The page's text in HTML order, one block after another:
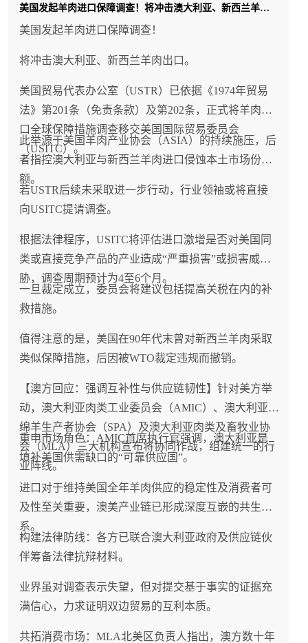
美国发起羊肉进口保障调查！将冲击澳大利亚、新西兰羊肉出口
美国发起羊肉进口保障调查！
将冲击澳大利亚、新西兰羊肉出口。
美国贸易代表办公室（USTR）已依据《1974年贸易
法》第201条（免责条款）及第202条，正式将羊肉进
口全球保障措施调查移交美国国际贸易委员会
（USITC）。
此举源于美国羊肉产业协会（ASIA）的持续施压，后
者指控澳大利亚与新西兰羊肉进口侵蚀本土市场份
额。
若USTR后续未采取进一步行动，行业领袖或将直接
向USITC提请调查。
根据法律程序，USITC将评估进口激增是否对美国同
类或直接竞争产品的产业造成“严重损害”或损害威
胁，调查周期预计为4至6个月。
一旦裁定成立，委员会将建议包括提高关税在内的补
救措施。
值得注意的是，美国在90年代末曾对新西兰羊肉采取
类似保障措施，后因被WTO裁定违规而撤销。
【澳方回应：强调互补性与供应链韧性】针对美方举
动，澳大利亚肉类工业委员会（AMIC）、澳大利亚
绵羊生产者协会（SPA）及澳大利亚肉类及畜牧业协
会（MLA）三大机构宣布将协同作战，组建统一的行
业阵线。
重申市场角色：AMIC首席执行官强调，澳大利亚是
填补美国供需缺口的“可靠供应国”。
进口对于维持美国全年羊肉供应的稳定性及消费者可
及性至关重要，澳美产业链已形成深度互嵌的共生关
系。
构建法律防线：各方已联合澳大利亚政府及供应链伙
伴筹备法律抗辩材料。
业界虽对调查表示失望，但对提交基于事实的证据充
满信心，力求证明双边贸易的互利本质。
共拓消费市场：MLA北美区负责人指出，澳方数十年